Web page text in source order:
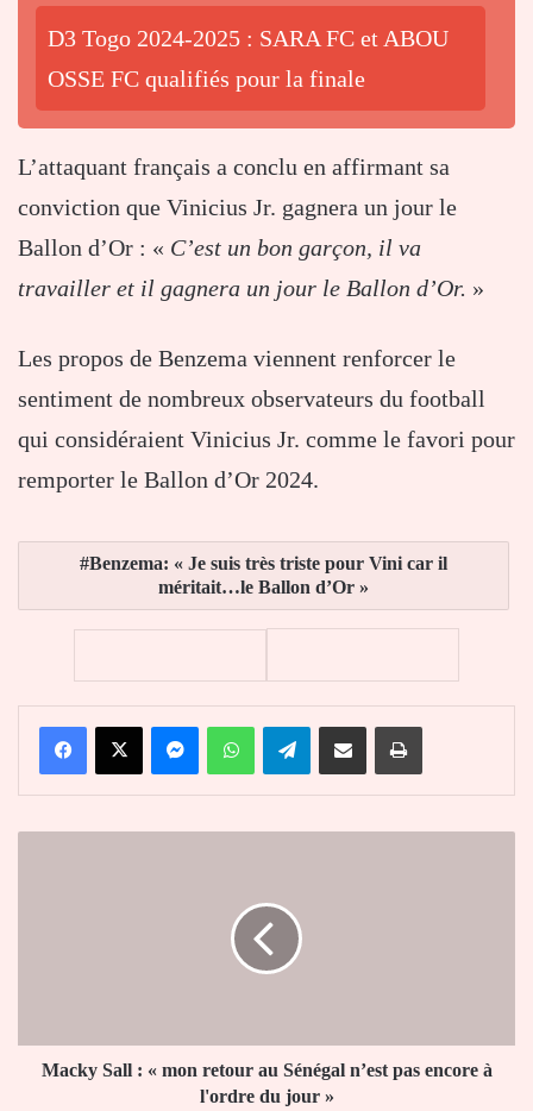
D3 Togo 2024-2025 : SARA FC et ABOU
OSSE FC qualifiés pour la finale
L’attaquant français a conclu en affirmant sa
conviction que Vinicius Jr. gagnera un jour le
Ballon d’Or : « C’est un bon garçon, il va
travailler et il gagnera un jour le Ballon d’Or. »
Les propos de Benzema viennent renforcer le
sentiment de nombreux observateurs du football
qui considéraient Vinicius Jr. comme le favori pour
remporter le Ballon d’Or 2024.
Benzema: « Je suis très triste pour Vini car il
méritait…le Ballon d’Or »
FacebookX MessengerWhatsAppTelegramPartager par email Imprimer
n’est
Macky Sall : « mon retour au Sénégal n’est pas encore à
l'ordre du jour »